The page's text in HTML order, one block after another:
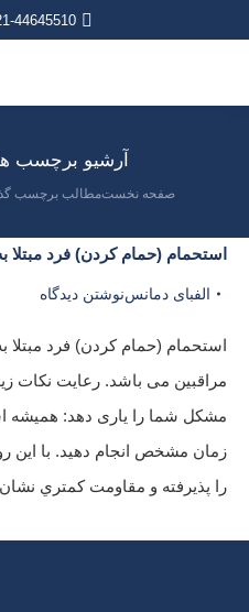
44645510
آرشیو برچسب
مکان شما:
صفحه نخستمطالب برچسب
استحمام (حمام کردن) فرد مبتلا
الفبای دمانسنوشتن دیدگاه
استحمام (حمام کردن) فرد مبتلا
مراقبین می باشد. رعایت نکات
مشکل شما را یاری دهد: هميشه
زمان مشخص انجام دهيد. با
را پذیرفته و مقاومت كمتري